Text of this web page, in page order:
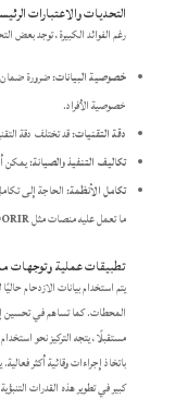
التحديات والاعتبارات
رغم الفوائد الكبيرة، توجد بعض
خصوصية البيانات:ضرورة ضمان
خصوصية الأفراد.
دقة التقنيات:قد تختلف دقة
تكاليف التنفيذ والصيانة:يمكن
تكامل الأنظمة:الحاجة إلى
ما تعمل عليه منصات مثل
تطبيقات عملية وتوجهات
يتم استخدام بيانات الازدحام
المحطات. كما تساهم في تحسين
مستقبلًا، يتجه التركيز نحو
باتخاذ إجراءات وقائية أكثر
كبير في تطوير هذه القدرات